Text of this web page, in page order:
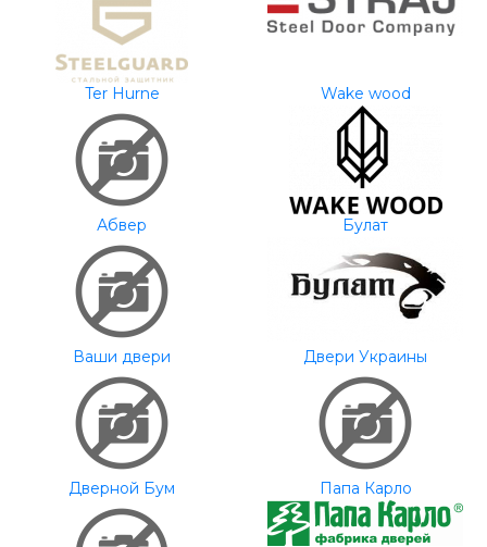
Ter Hurne Wake wood
Абвер Булат
Ваши двери Двери Украины
Дверной Бум Папа Карло